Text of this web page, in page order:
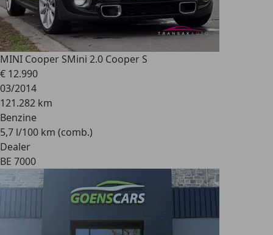
MINI Cooper SMini 2.0 Cooper S
€ 12.990
03/2014
121.282 km
Benzine
5,7 l/100 km (comb.)
Dealer
BE 7000